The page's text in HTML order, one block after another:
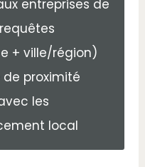
entreprises de
+ ville/région)
proximité
les
local